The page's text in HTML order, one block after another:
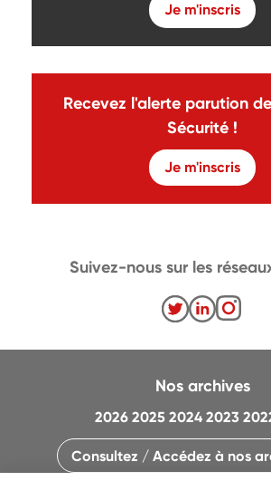
Je m'inscris
Recevez l'alerte parution
Sécurité !
Je m'inscris
Nos archives
2026 2025 2024 2023
Consultez / Accédez à nos
Suivez-nous sur les